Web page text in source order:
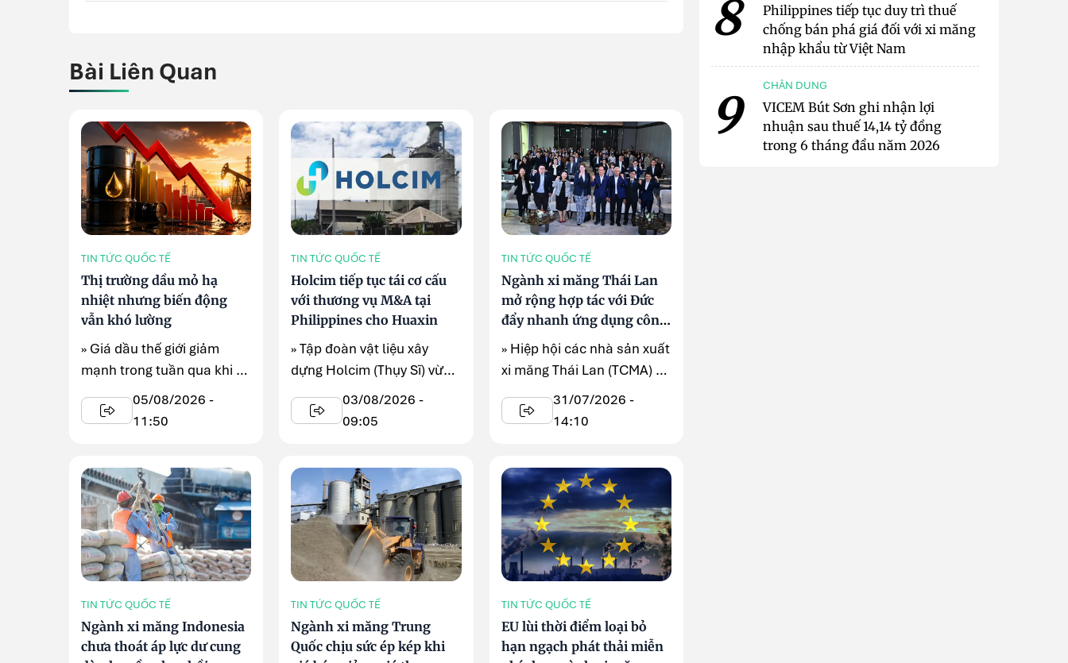
Bài Liên Quan
TIN TỨC QUỐC TẾ
Thị trường dầu mỏ hạ
nhiệt nhưng biến động
vẫn khó lường
» Giá dầu thế giới giảm
mạnh trong tuần qua khi kỳ
vọng căng thẳng tại Trung
Đông dần hạ nhiệt, ...
05/08/2026 -
11:50
TIN TỨC QUỐC TẾ
Holcim tiếp tục tái cơ cấu
với thương vụ M&A tại
Philippines cho Huaxin
» Tập đoàn vật liệu xây
dựng Holcim (Thụy Sĩ) vừa
công bố kế hoạch bán toàn
03/08/2026 -
09:05
TIN TỨC QUỐC TẾ
Ngành xi măng Thái Lan
mở rộng hợp tác với Đức
đẩy nhanh ứng dụng công
nghệ carbon thấp
» Hiệp hội các nhà sản xuất
xi măng Thái Lan (TCMA) và
Tổ chức hợp tác ...
31/07/2026 -
14:10
TIN TỨC QUỐC TẾ
Ngành xi măng Indonesia
chưa thoát áp lực dư cung
TIN TỨC QUỐC TẾ
Ngành xi măng Trung
Quốc chịu sức ép kép khi
TIN TỨC QUỐC TẾ
EU lùi thời điểm loại bỏ
hạn ngạch phát thải miễn
8
Philippines tiếp tục duy trì thuế
chống bán phá giá đối với xi măng
nhập khẩu từ Việt Nam
9 CHÂN DUNG
VICEM Bút Sơn ghi nhận lợi
nhuận sau thuế 14,14 tỷ đồng
trong 6 tháng đầu năm 2026